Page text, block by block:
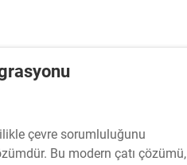
çevre sorumluluğunu
Bu modern çatı çözümü,